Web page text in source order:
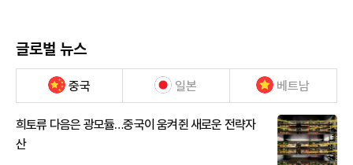
글로벌 뉴스
중국 일본 베트남
희토류 다음은 광모듈…중국이 움켜쥔 새로운 전략자
산